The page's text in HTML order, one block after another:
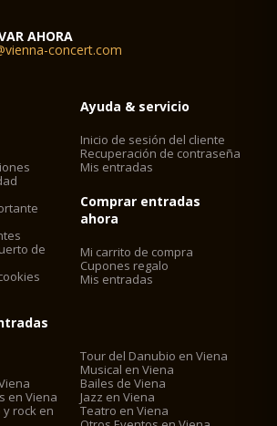
AHORA
concert.com
de
Ayuda & servicio
Inicio de sesión del cliente
Recuperación de contraseña
Mis entradas
Comprar entradas
ahora
Mi carrito de compra
Cupones regalo
Mis entradas
en Viena
rock en
Tour del Danubio en Viena
Musical en Viena
Bailes de Viena
Jazz en Viena
Teatro en Viena